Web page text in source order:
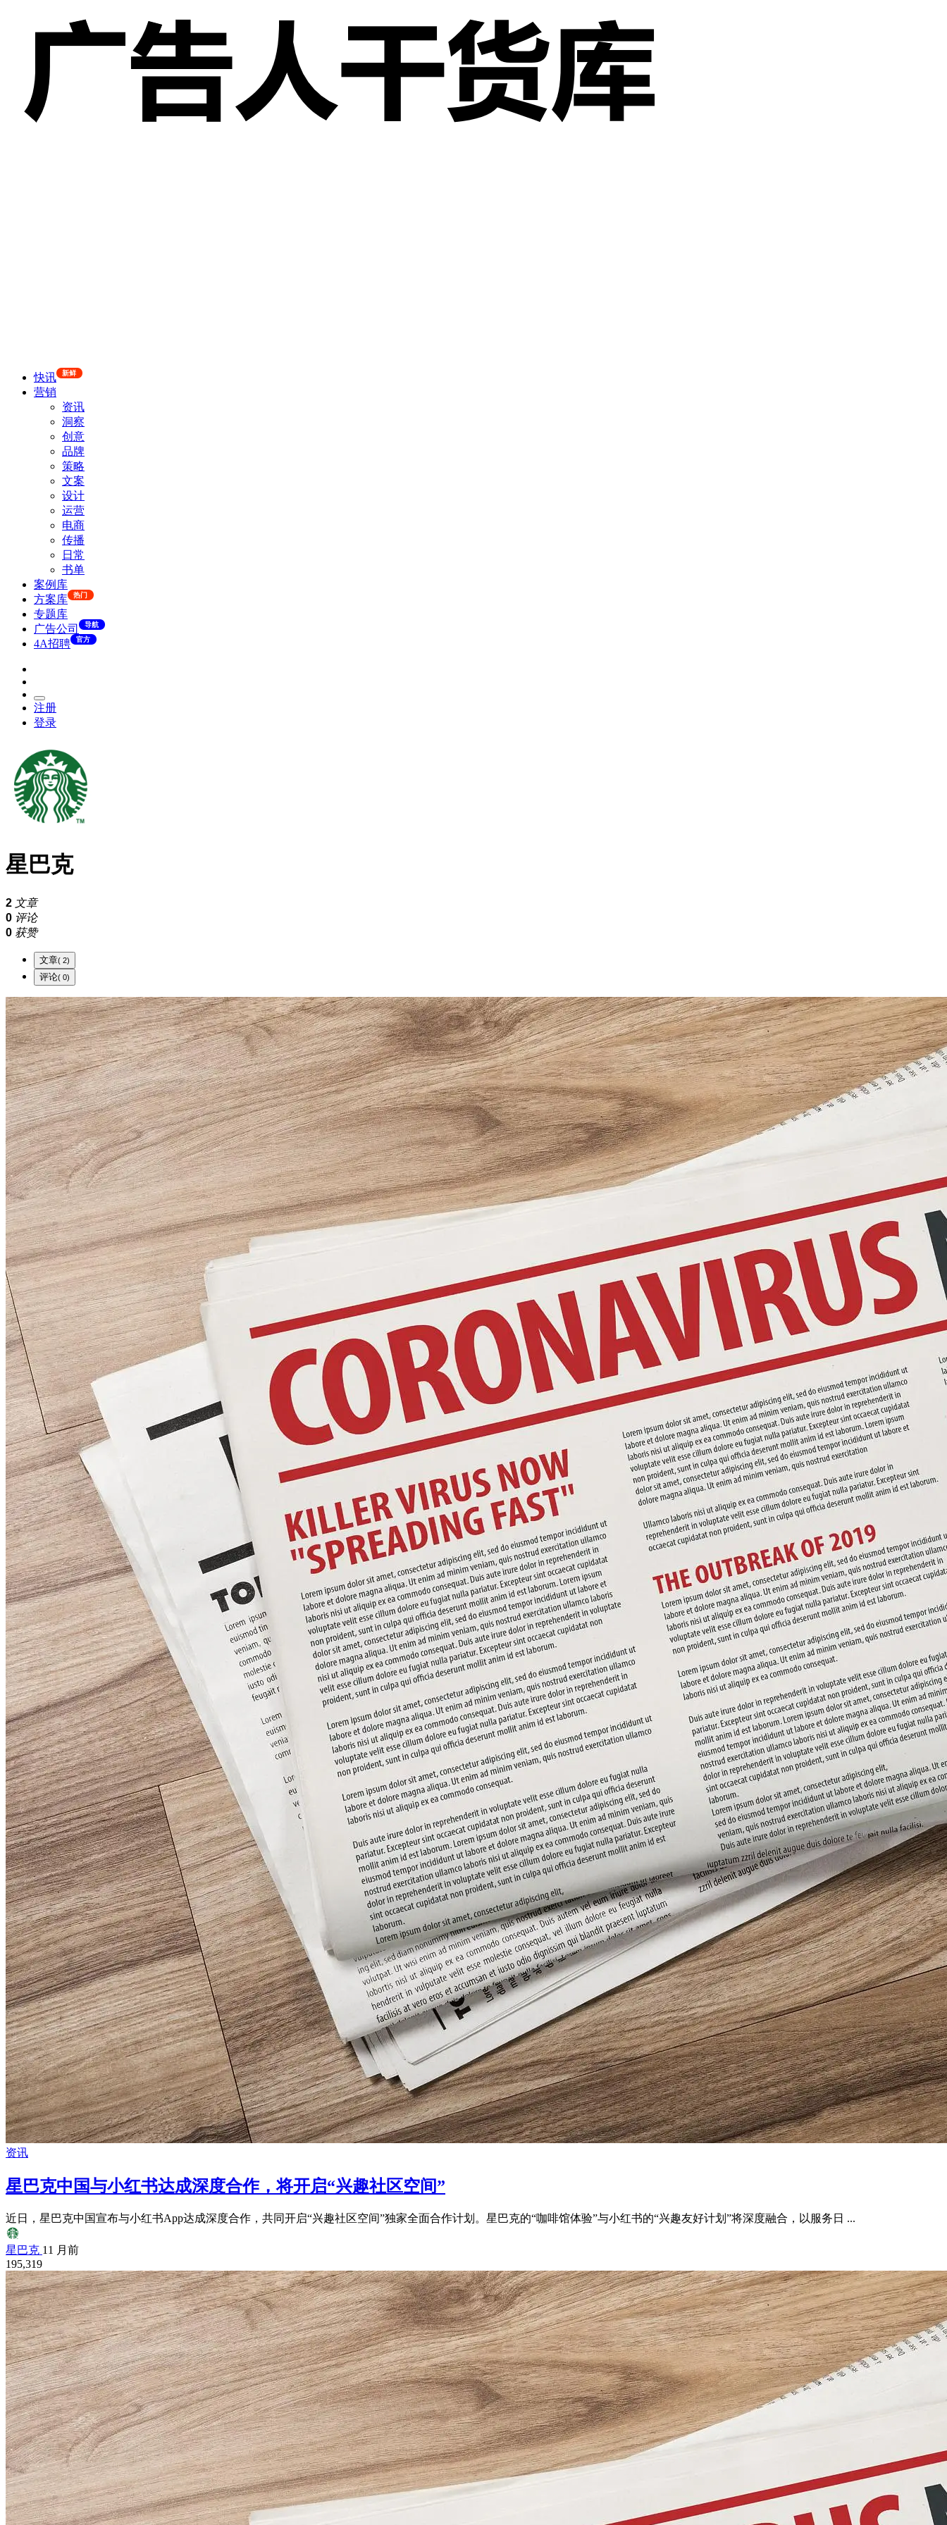
快讯 新鲜
营销
资讯
洞察
创意
品牌
策略
文案
设计
运营
电商
传播
日常
书单
案例库
方案库
热门
专题库
广告公司
导航
4A招聘 官方
注册
登录
星巴克
2 文章
0 评论
0 获赞
文章 ( 2)
评论 ( 0)
资讯
星巴克中国与小红书达成深度合作，将开启“兴趣社区空间”
近日，星巴克中国宣布与小红书App达成深度合作，共同开启“兴趣社区空间”独家全面合作计划。星巴克的“咖啡馆体验”与小红书的“兴趣友好计划”将深度融合，以服务日 ...
星巴克 11 月前
195,319